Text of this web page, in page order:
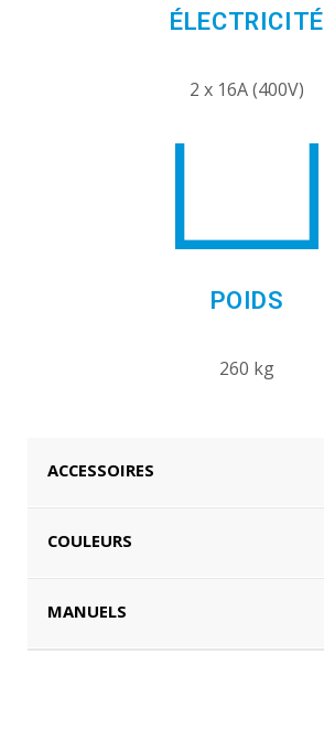
ÉLECTRICITÉ
2 x 16A (400V)
POIDS
260 kg
ACCESSOIRES
COULEURS
MANUELS